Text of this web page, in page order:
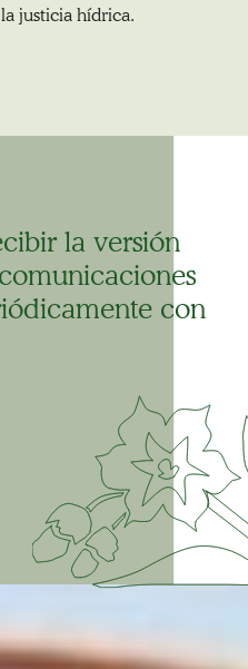
justicia hídrica.
la versión
con